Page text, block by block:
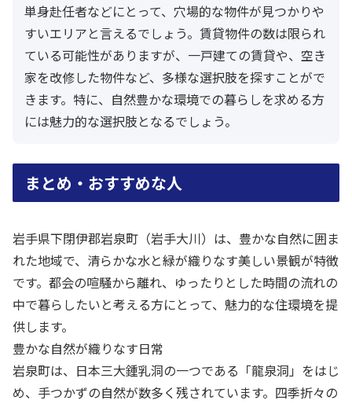
単身赴任者などにとって、穴場的な物件が見つかりや
すいエリアと言えるでしょう。賃貸物件の数は限られ
ている可能性がありますが、一戸建ての賃貸や、空き
家を改修した物件など、多様な選択肢を探すことがで
きます。特に、自然豊かな環境での暮らしを求める方
には魅力的な選択肢となるでしょう。
まとめ・おすすめな人
岩手県下閉伊郡岩泉町（岩手大川）は、豊かな自然に囲ま
れた地域で、清らかな水と緑が織りなす美しい景観が特徴
です。都会の喧騒から離れ、ゆったりとした時間の流れの
中で暮らしたいと考える方にとって、魅力的な住環境を提
供します。
豊かな自然が織りなす日常
岩泉町は、日本三大鍾乳洞の一つである「龍泉洞」をはじ
め、手つかずの自然が数多く残されています。四季折々の